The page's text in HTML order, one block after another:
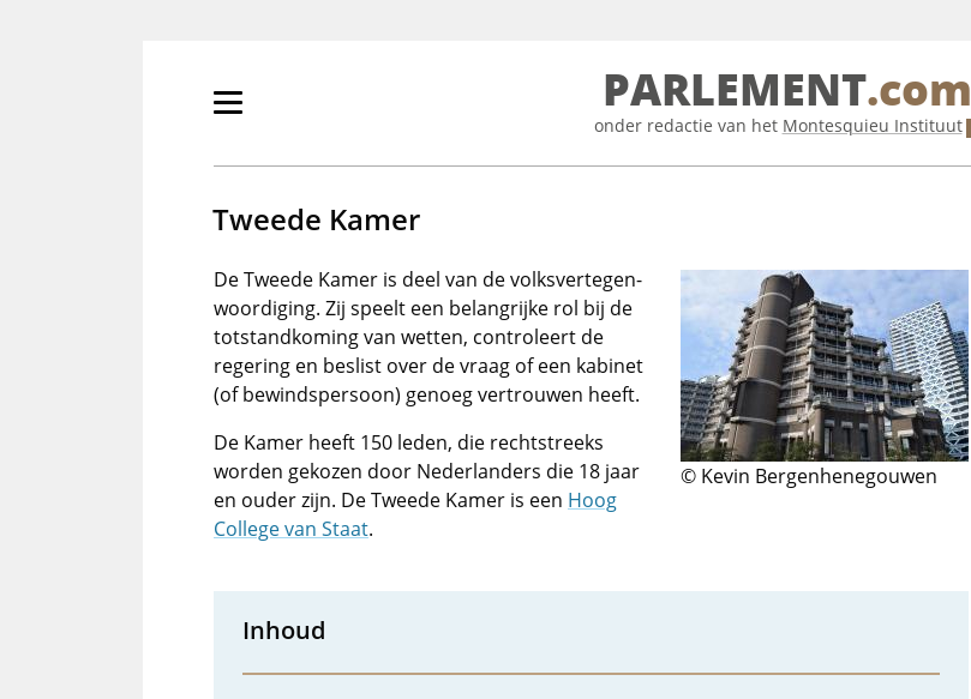
Primair
tonen/verbergen
PARLEMENT.com
onder redactie van het Montesquieu Instituut
Tweede Kamer
© Kevin Bergenhenegouwen
De Tweede Kamer is deel van de volksvertegen­
woor­di­ging. Zij speelt een belangrijke rol bij de
totstandkoming van wetten, controleert de
regering en beslist over de vraag of een kabinet
(of bewindspersoon) genoeg vertrouwen heeft.
De Kamer heeft 150 leden, die rechtstreeks
worden gekozen door Nederlanders die 18 jaar
en ouder zijn. De Tweede Kamer is een Hoog
College van Staat.
Inhoud